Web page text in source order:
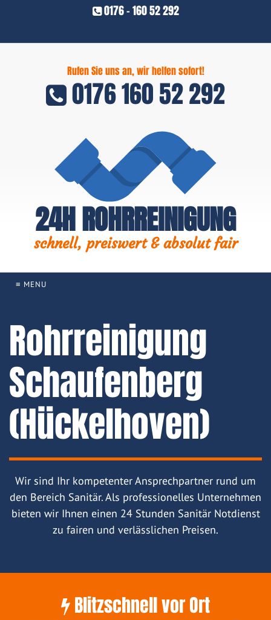
0176 - 160 52 292
Rufen Sie uns an, wir helfen sofort!
0176 160 52 292
24H ROHRREINIGUNG
schnell, preiswert & absolut fair
≡ MENU
Rohrreinigung
Schaufenberg
(Hückelhoven)
Wir sind Ihr kompetenter Ansprechpartner rund um
den Bereich Sanitär. Als professionelles Unternehmen
bieten wir Ihnen einen 24 Stunden Sanitär Notdienst
zu fairen und verlässlichen Preisen.
Blitzschnell vor Ort